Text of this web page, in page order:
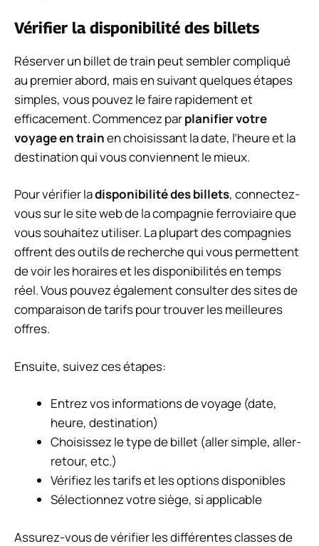
Vérifier la disponibilité des billets
Réserver un billet de train peut sembler compliqué
au premier abord, mais en suivant quelques étapes
simples, vous pouvez le faire rapidement et
efficacement. Commencez parplanifier votre
voyage en trainen choisissant la date, l’heure et la
destination qui vous conviennent le mieux.
Pour vérifier ladisponibilité des billets, connectez-
vous sur le site web de la compagnie ferroviaire que
vous souhaitez utiliser. La plupart des compagnies
offrent des outils de recherche qui vous permettent
de voir les horaires et les disponibilités en temps
réel. Vous pouvez également consulter des sites de
comparaison de tarifs pour trouver les meilleures
offres.
Ensuite, suivez ces étapes:
Entrez vos informations de voyage (date,
heure, destination)
Choisissez le type de billet (aller simple, aller-
retour, etc.)
Vérifiez les tarifs et les options disponibles
Sélectionnez votre siège, si applicable
Assurez-vous de vérifier les différentes classes de